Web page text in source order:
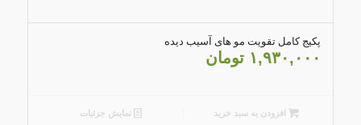
4.82
پکیج کامل تقویت مو های آسیب دیده
۱,۹۳۰,۰۰۰ تومان
افزودن به سبد خرید نمایش جزئیات